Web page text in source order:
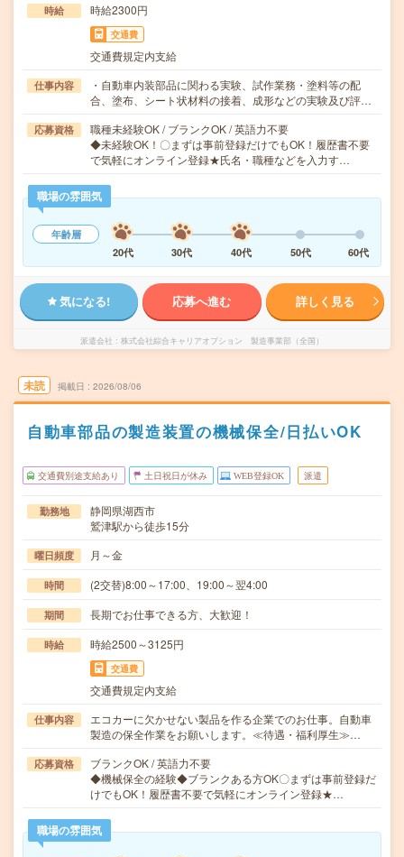
時給 時給2300円
交通費
交通費規定内支給
仕事内容
・自動車内装部品に関わる実験、試作業務・塗料等の配
合、塗布、シート状材料の接着、成形などの実験及び評…
応募資格
職種未経験OK / ブランクOK / 英語力不要
◆未経験OK！〇まずは事前登録だけでもOK！履歴書不要
で気軽にオンライン登録★氏名・職種などを入力す…
職場の雰囲気
年齢層
20代
30代 40代 50代 60代
気になる! 応募へ進む 詳しく見る
派遣会社 株式会社綜合キャリアオプション 製造事業部（全国）
未読 掲載日 2026/08/06
自動車部品の製造装置の機械保全/日払いOK
交通費別途支給あり 土日祝日が休み WEB登録OK 派遣
勤務地
静岡県湖西市
鷲津駅から徒歩15分
曜日頻度 月～金
時間 (2交替)8:00～17:00、19:00～翌4:00
期間 長期でお仕事できる方、大歓迎！
時給 時給2500～3125円
交通費
交通費規定内支給
仕事内容
エコカーに欠かせない製品を作る企業でのお仕事。自動車
製造の保全作業をお願いします。≪待遇・福利厚生≫…
応募資格
ブランクOK / 英語力不要
◆機械保全の経験◆ブランクある方OK〇まずは事前登録だ
けでもOK！履歴書不要で気軽にオンライン登録★…
職場の雰囲気